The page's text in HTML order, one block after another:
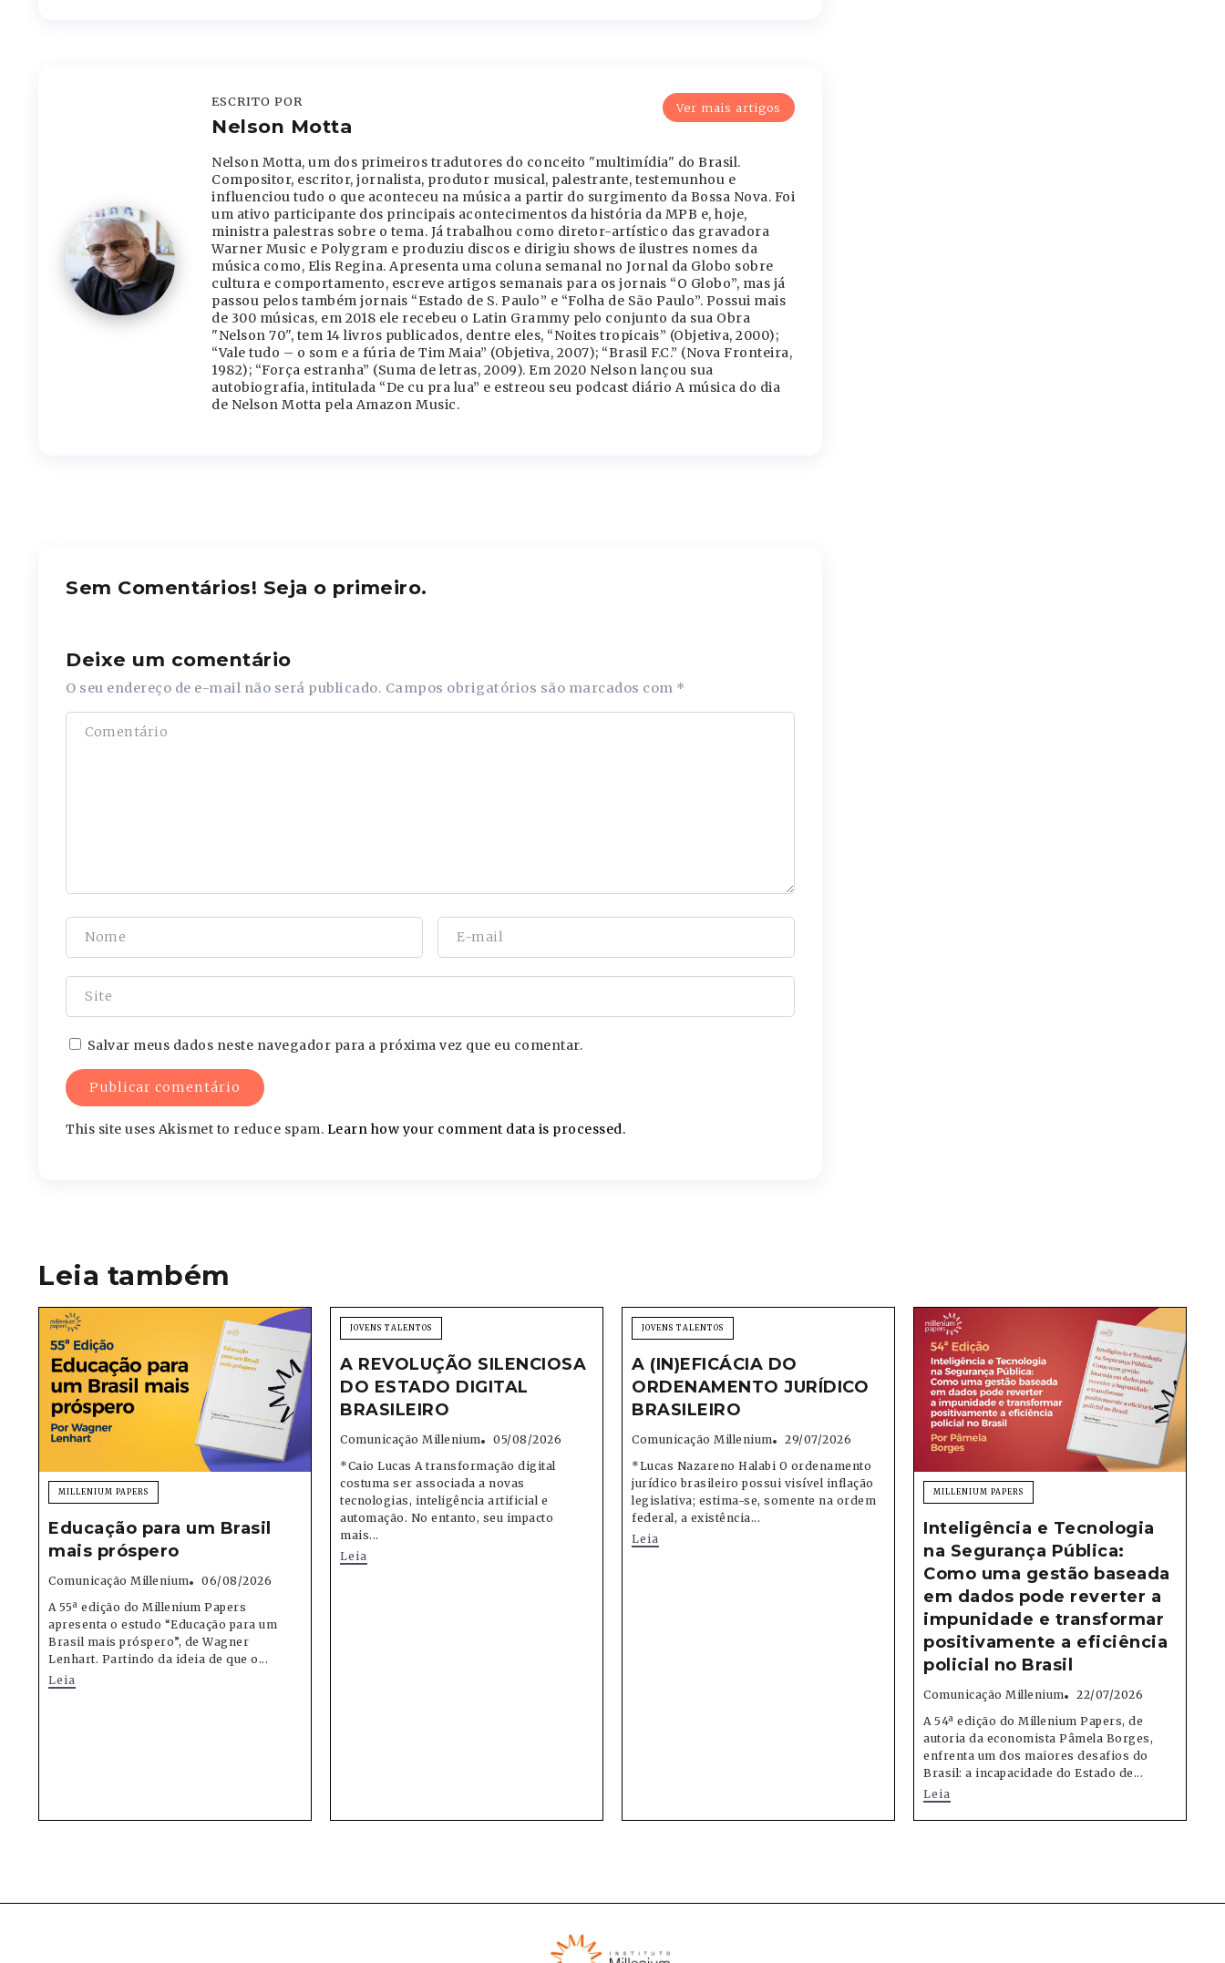
Ver mais artigos
ESCRITO POR
Nelson Motta
Nelson Motta, um dos primeiros tradutores do conceito "multimídia" do Brasil.
Compositor, escritor, jornalista, produtor musical, palestrante, testemunhou e
influenciou tudo o que aconteceu na música a partir do surgimento da Bossa Nova. Foi
um ativo participante dos principais acontecimentos da história da MPB e, hoje,
ministra palestras sobre o tema. Já trabalhou como diretor-artístico das gravadora
Warner Music e Polygram e produziu discos e dirigiu shows de ilustres nomes da
música como, Elis Regina. Apresenta uma coluna semanal no Jornal da Globo sobre
cultura e comportamento, escreve artigos semanais para os jornais “O Globo”, mas já
passou pelos também jornais “Estado de S. Paulo” e “Folha de São Paulo”. Possui mais
de 300 músicas, em 2018 ele recebeu o Latin Grammy pelo conjunto da sua Obra
"Nelson 70", tem 14 livros publicados, dentre eles, “Noites tropicais” (Objetiva, 2000);
“Vale tudo – o som e a fúria de Tim Maia” (Objetiva, 2007); “Brasil F.C.” (Nova Fronteira,
1982); “Força estranha” (Suma de letras, 2009). Em 2020 Nelson lançou sua
autobiografia, intitulada “De cu pra lua” e estreou seu podcast diário A música do dia
de Nelson Motta pela Amazon Music.
Sem Comentários! Seja o primeiro.
Deixe um comentário
O seu endereço de e-mail não será publicado. Campos obrigatórios são marcados com *
Salvar meus dados neste navegador para a próxima vez que eu comentar.
This site uses Akismet to reduce spam. Learn how your comment data is processed.
Leia também
MILLENIUM PAPERS
Educação para um Brasil
mais próspero
Comunicação Millenium
06/08/2026
A 55ª edição do Millenium Papers
apresenta o estudo “Educação para um
Brasil mais próspero”, de Wagner
Lenhart. Partindo da ideia de que o...
Leia
JOVENS TALENTOS
A REVOLUÇÃO SILENCIOSA
DO ESTADO DIGITAL
BRASILEIRO
Comunicação Millenium
05/08/2026
*Caio Lucas A transformação digital
costuma ser associada a novas
tecnologias, inteligência artificial e
automação. No entanto, seu impacto
mais...
Leia
JOVENS TALENTOS
A (IN)EFICÁCIA DO
ORDENAMENTO JURÍDICO
BRASILEIRO
Comunicação Millenium
29/07/2026
*Lucas Nazareno Halabi O ordenamento
jurídico brasileiro possui visível inflação
legislativa; estima-se, somente na ordem
federal, a existência...
Leia
MILLENIUM PAPERS
Inteligência e Tecnologia
na Segurança Pública:
Como uma gestão baseada
em dados pode reverter a
impunidade e transformar
positivamente a eficiência
policial no Brasil
Comunicação Millenium
22/07/2026
A 54ª edição do Millenium Papers, de
autoria da economista Pâmela Borges,
enfrenta um dos maiores desafios do
Brasil: a incapacidade do Estado de...
Leia